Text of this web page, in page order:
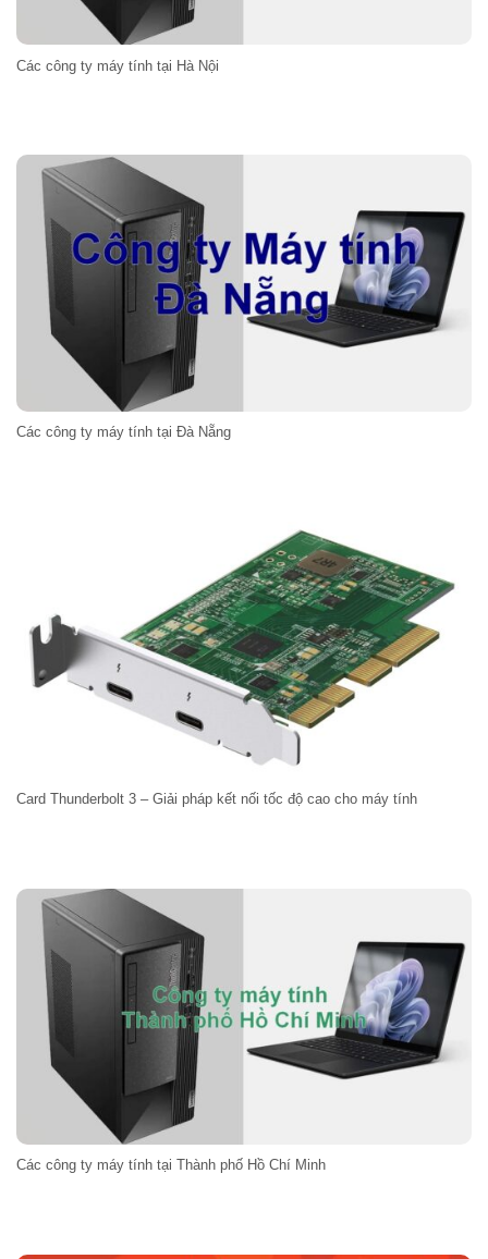
Các công ty máy tính tại Hà Nội
Các công ty máy tính tại Đà Nẵng
Card Thunderbolt 3 – Giải pháp kết nối tốc độ cao cho máy tính
Các công ty máy tính tại Thành phố Hồ Chí Minh